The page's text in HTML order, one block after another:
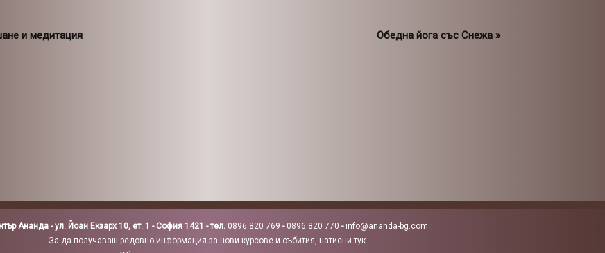
и медитация Обедна йога със Снежа»
Ананда - ул. Йоан Екзарх 10, ет. 1 - София 1421 - тел. 0896 820 769 - 0896 820 770 - info@ananda-bg.com
За да получаваш редовно информация за нови курсове и събития, натисни тук.